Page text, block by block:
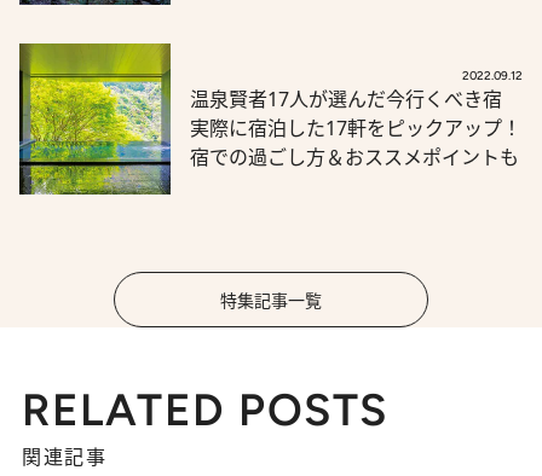
2022.09.12
温泉賢者17人が選んだ今行くべき宿
実際に宿泊した17軒をピックアップ！
宿での過ごし方＆おススメポイントも
特集記事一覧
RELATED POSTS
関連記事